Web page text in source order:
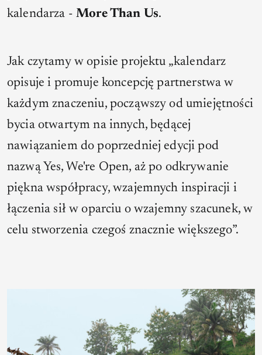
kalendarza -More Than Us.
Jak czytamy w opisie projektu „kalendarz
opisuje i promuje koncepcję partnerstwa w
każdym znaczeniu, począwszy od umiejętności
bycia otwartym na innych, będącej
nawiązaniem do poprzedniej edycji pod
nazwą Yes, We're Open, aż po odkrywanie
piękna współpracy, wzajemnych inspiracji i
łączenia sił w oparciu o wzajemny szacunek, w
celu stworzenia czegoś znacznie większego”.